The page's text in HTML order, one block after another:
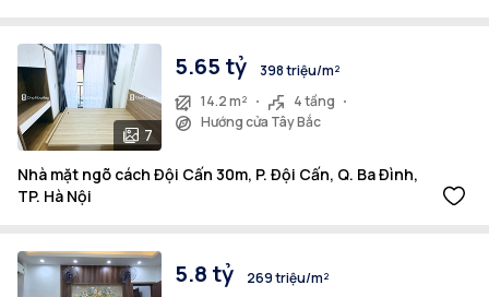
7
5.65 tỷ
398 triệu/m²
14.2 m²
4 tầng
Hướng cửa Tây Bắc
Nhà mặt ngõ cách Đội Cấn 30m, P. Đội Cấn, Q. Ba Đình,
TP. Hà Nội
5.8 tỷ
269 triệu/m²